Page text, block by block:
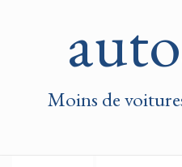
Moins de